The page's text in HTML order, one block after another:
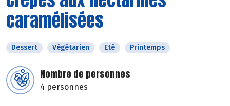
caramélisées
Dessert Végétarien Eté Printemps
Nombre de personnes
4 personnes